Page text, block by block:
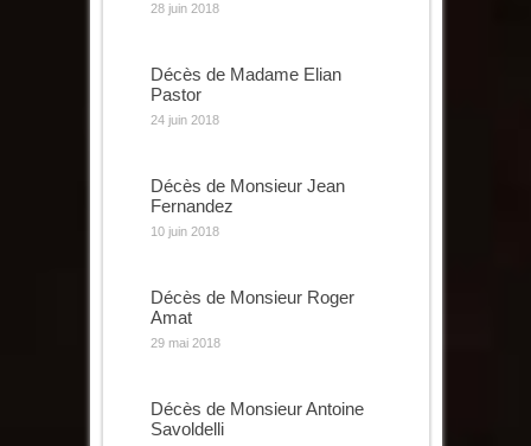
28 juin 2018
Décès de Madame Elian
Pastor
24 juin 2018
Décès de Monsieur Jean
Fernandez
10 juin 2018
Décès de Monsieur Roger
Amat
29 mai 2018
Décès de Monsieur Antoine
Savoldelli